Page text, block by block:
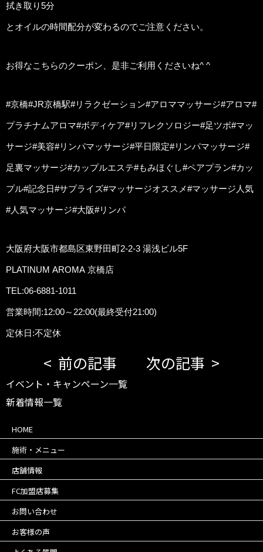
拭き取り5分
とオイルの時間配分が変わるのでご注意ください。
お得なこちらのクーポン、是非ご利用くださいね^ ^
#京橋#JR京橋駅#リラクゼーション#アロママッサージ#アロマ#
プラチナムアロマ#ボディケア#リフレクソロジー#足ツボ#マッ
サージ#美容#リンパマッサージ#平日限定#リンパマッサージ#
足裏マッサージ#カップルエステ#もみほぐし#ペアプラン#カッ
プル#記念日#サプライズ#マッサージオススメ#マッサージ人気
#人気マッサージ#大阪#リンパ
大阪府大阪市都島区東野田町2-2-3 湯浅ビル5F
PLATINUM AROMA 京橋店
TEL:06-6881-1011
営業時間:12:00～22:00(最終受付21:00)
定休日:不定休
前の記事 次の記事
イベント・キャンペーン一覧
新着情報一覧
HOME
施術・メニュー
店舗情報
FC加盟店募集
お問い合わせ
お客様の声